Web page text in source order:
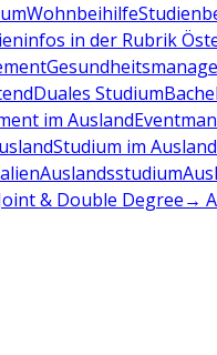
Wohnbeihilfe
in der Rubrik
Duales Studium
im Ausland
Studium im
Auslandsstudium
& Double Degree→